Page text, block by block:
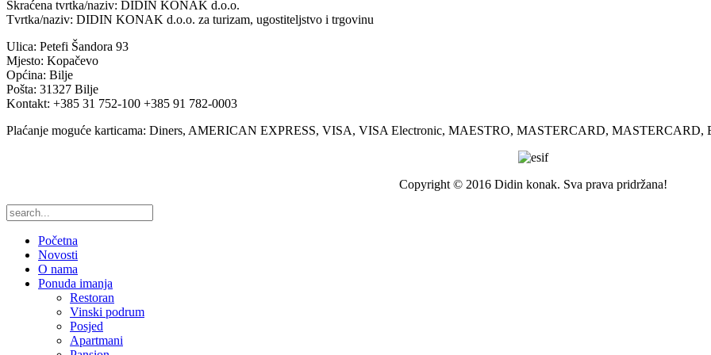
Skraćena tvrtka/naziv: DIDIN KONAK d.o.o.
Tvrtka/naziv: DIDIN KONAK d.o.o. za turizam, ugostiteljstvo i trgovinu
Ulica: Petefi Šandora 93
Mjesto: Kopačevo
Općina: Bilje
Pošta: 31327 Bilje
Kontakt: +385 31 752-100 +385 91 782-0003
Plaćanje moguće karticama: Diners, AMERICAN EXPRESS, VISA, VISA Electronic, MAESTRO, MASTERCARD, MASTERCARD,
Copyright © 2016 Didin konak. Sva prava pridržana!
Početna
Novosti
O nama
Ponuda imanja
Restoran
Vinski podrum
Posjed
Apartmani